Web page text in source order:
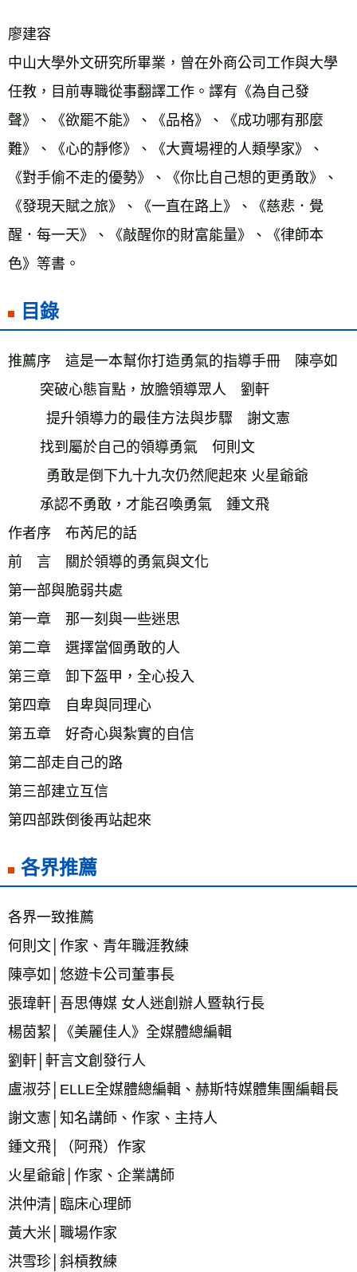
廖建容
中山大學外文研究所畢業，曾在外商公司工作與大學
任教，目前專職從事翻譯工作。譯有《為自己發
聲》、《欲罷不能》、《品格》、《成功哪有那麼
難》、《心的靜修》、《大賣場裡的人類學家》、
《對手偷不走的優勢》、《你比自己想的更勇敢》、
《發現天賦之旅》、《一直在路上》、《慈悲．覺
醒．每一天》、《敲醒你的財富能量》、《律師本
色》等書。
目錄
推薦序　這是一本幫你打造勇氣的指導手冊　陳亭如
        突破心態盲點，放膽領導眾人　劉軒
      　提升領導力的最佳方法與步驟　謝文憲
        找到屬於自己的領導勇氣　何則文
      　勇敢是倒下九十九次仍然爬起來 火星爺爺
        承認不勇敢，才能召喚勇氣　鍾文飛
作者序　布芮尼的話
前　言　關於領導的勇氣與文化
第一部與脆弱共處
第一章　那一刻與一些迷思
第二章　選擇當個勇敢的人
第三章　卸下盔甲，全心投入
第四章　自卑與同理心
第五章　好奇心與紮實的自信
第二部走自己的路
第三部建立互信
第四部跌倒後再站起來
各界推薦
各界一致推薦
何則文│作家、青年職涯教練
陳亭如│悠遊卡公司董事長
張瑋軒│吾思傳媒 女人迷創辦人暨執行長
楊茵絜│《美麗佳人》全媒體總編輯
劉軒│軒言文創發行人
盧淑芬│ELLE全媒體總編輯、赫斯特媒體集團編輯長
謝文憲│知名講師、作家、主持人
鍾文飛│（阿飛）作家
火星爺爺│作家、企業講師
洪仲清│臨床心理師
黃大米│職場作家
洪雪珍│斜槓教練